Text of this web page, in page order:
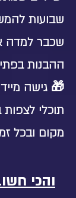
שבועות
שכבר למדה
ההבנות
🎁 גישה
תוכלי
מקום ובכל
והכי